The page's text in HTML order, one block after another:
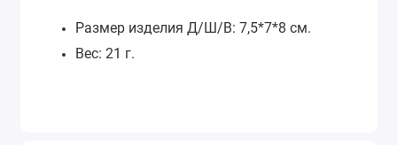
Размер изделия Д/Ш/В: 7,5*7*8 см.
Вес: 21 г.